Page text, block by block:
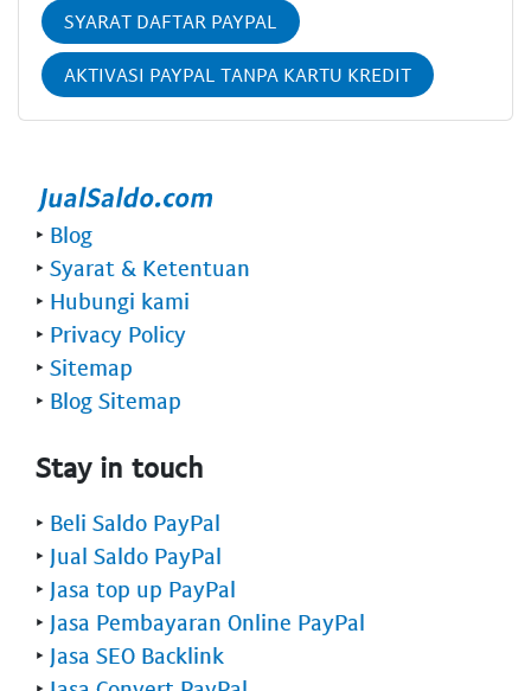
SYARAT DAFTAR PAYPAL
AKTIVASI PAYPAL TANPA KARTU KREDIT
‣ Blog
‣ Syarat & Ketentuan
‣ Hubungi kami
‣ Privacy Policy
‣ Sitemap
‣ Blog Sitemap
Stay in touch
‣ Beli Saldo PayPal
‣ Jual Saldo PayPal
‣ Jasa top up PayPal
‣ Jasa Pembayaran Online PayPal
‣ Jasa SEO Backlink